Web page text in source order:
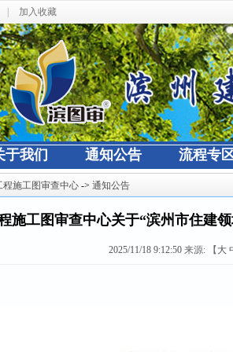
加入收藏
于我们 通知公告 流程专
程施工图审查中心 ->通知公告
施工图审查中心关于“滨州市住建
2025/11/18 9:12:50 来源: 【 大